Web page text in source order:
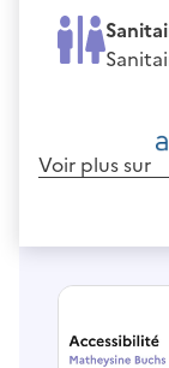
Voir plus sur